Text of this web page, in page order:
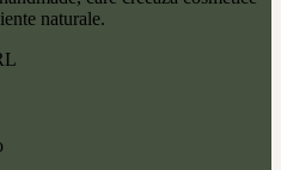
naturale.